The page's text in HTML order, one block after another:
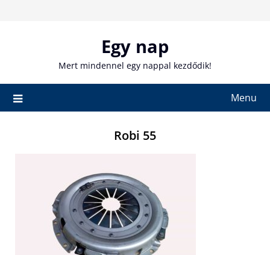
Egy nap
Mert mindennel egy nappal kezdődik!
Menu
Robi 55